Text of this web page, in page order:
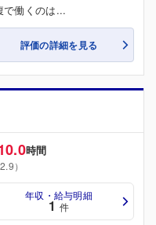
で働くのは...
評価の詳細を見る
時間
）
年収・給与明細
1 件